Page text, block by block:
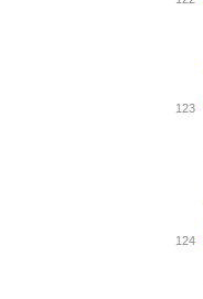
123
124